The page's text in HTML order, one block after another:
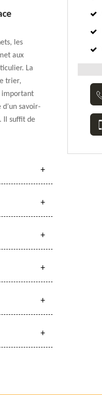
les
aux
La
trier,
important
savoir-
Il suffit de